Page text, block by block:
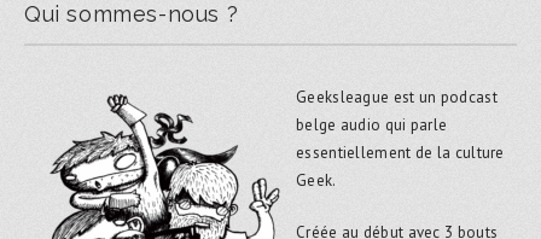
Qui sommes-nous ?
Geeksleague est un podcast
belge audio qui parle
essentiellement de la culture
Geek.
Créée au début avec 3 bouts